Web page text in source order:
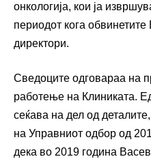
онкологија, кои ја
периодот кога
директори.
Сведоците одговараа на
работење на Клиниката.
сеќава на дел од
на Управниот одбор од
дека во 2019 година